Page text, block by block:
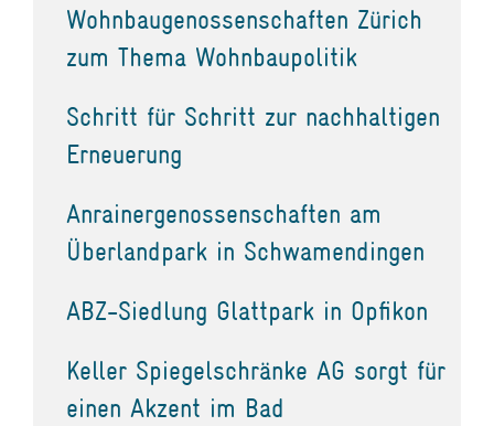
Wohnbaugenossenschaften Zürich
zum Thema Wohnbaupolitik
Schritt für Schritt zur nachhaltigen
Erneuerung
Anrainergenossenschaften am
Überlandpark in Schwamendingen
ABZ-Siedlung Glattpark in Opfikon
Keller Spiegelschränke AG sorgt für
einen Akzent im Bad